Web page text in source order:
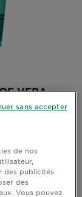
VERA
de nos
des publicités
des
Vous pouvez
sans accepter